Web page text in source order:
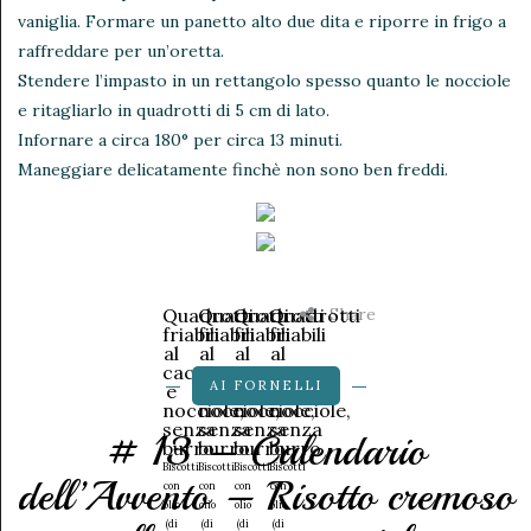
vaniglia. Formare un panetto alto due dita e riporre in frigo a
raffreddare per un’oretta.
Stendere l’impasto in un rettangolo spesso quanto le nocciole
e ritagliarlo in quadrotti di 5 cm di lato.
Infornare a circa 180° per circa 13 minuti.
Maneggiare delicatamente finchè non sono ben freddi.
Share
Quadrotti
friabili
al
cacao
e
nocciole,
senza
burro
Biscotti
con
olio
(di
Quadrotti
friabili
al
cacao
e
nocciole,
senza
burro
Biscotti
con
olio
(di
Quadrotti
friabili
al
cacao
e
nocciole,
senza
burro
Biscotti
con
olio
(di
Quadrotti
friabili
al
cacao
e
nocciole,
senza
burro
Biscotti
con
olio
(di
AI FORNELLI
# 13 – Calendario
dell’Avvento – Risotto cremoso